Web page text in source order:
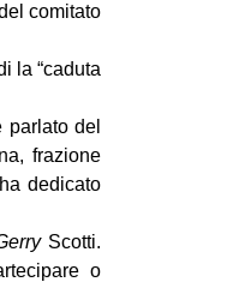
la “caduta
del
frazione
dedicato
Scotti.
o